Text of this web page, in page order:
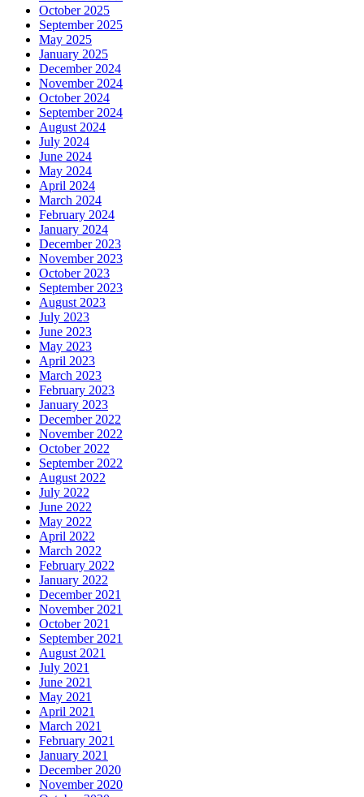
October 2025
September 2025
May 2025
January 2025
December 2024
November 2024
October 2024
September 2024
August 2024
July 2024
June 2024
May 2024
April 2024
March 2024
February 2024
January 2024
December 2023
November 2023
October 2023
September 2023
August 2023
July 2023
June 2023
May 2023
April 2023
March 2023
February 2023
January 2023
December 2022
November 2022
October 2022
September 2022
August 2022
July 2022
June 2022
May 2022
April 2022
March 2022
February 2022
January 2022
December 2021
November 2021
October 2021
September 2021
August 2021
July 2021
June 2021
May 2021
April 2021
March 2021
February 2021
January 2021
December 2020
November 2020